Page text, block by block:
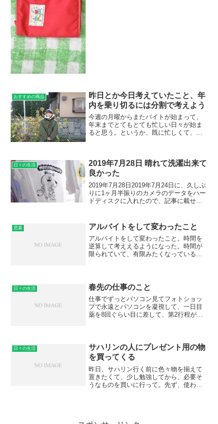
おすすめの商品
昨日とか今日考えていたこと、年
内を乗り切るには分割で考えよう
今週の月曜からまたバイトが始まって、
年末までとてもとても忙しい日々が始ま
ると思う。というか、既に忙しくて、初
たら、なんか休みたくても...
日々の生活
2019年7月28日 晴れて洗濯出来て
良かった
2019年7月28日2019年7月24日に、久しぶ
りに1ヶ月半振りのカメラのデータをハー
ドディスクに入れたので、記事に載せる
とても席順に恵まれて。K T 発 机机
母 私 ...
思索 アルバイトをして変わったこと
アルバイトをして変わったこと。時間を
逆算して考ええるようになった。時間が
限られていて、有限みたくなっているの
をこうやって持ってくると...
日々の生活 春先の仕事のこと
仕事でずっとパソコン見てフォトショッ
プで永遠とパソコンを凝視して、一日目
薬を8回ぐらい目に差して、第2行程が一
は頑張って3日で第2行...
日々の生活
サハリンの人にプレゼント用の物
を買ってくる
昨日、サハリン行く前に色々物を揃えて
置きたくて、少し勉強してから、必要そ
うなものを買いに行って。先ず、使わな